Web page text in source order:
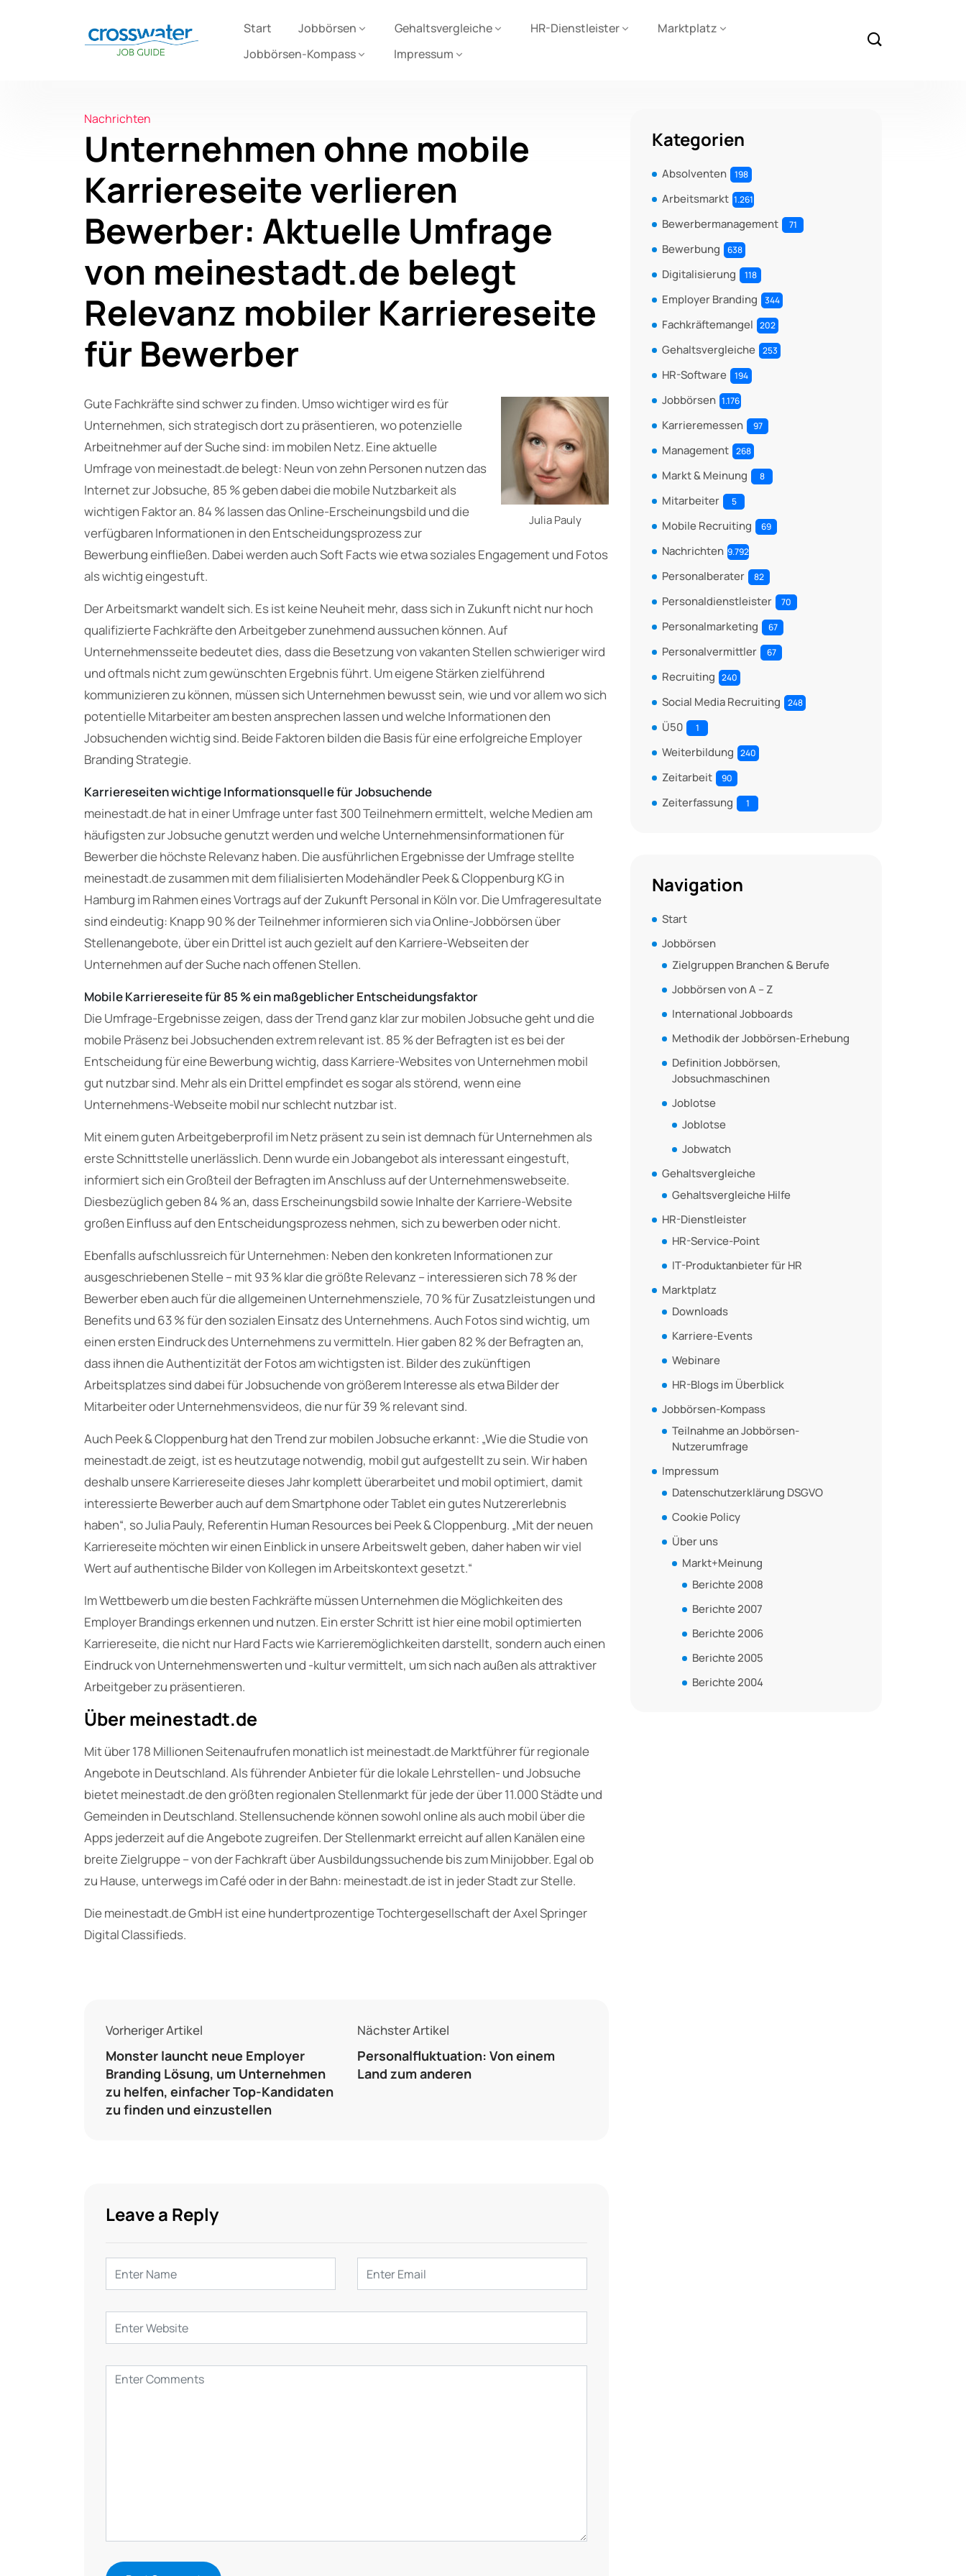
Start Jobbörsen Gehaltsvergleiche HR-Dienstleister
Marktplatz
Jobbörsen-Kompass
Impressum
Nachrichten
Unternehmen ohne mobile
Karriereseite verlieren
Bewerber: Aktuelle Umfrage
von meinestadt.de belegt
Relevanz mobiler Karriereseite
für Bewerber
Julia Pauly
Gute Fachkräfte sind schwer zu finden. Umso wichtiger wird es für
Unternehmen, sich strategisch dort zu präsentieren, wo potenzielle
Arbeitnehmer auf der Suche sind: im mobilen Netz. Eine aktuelle
Umfrage von meinestadt.de belegt: Neun von zehn Personen nutzen das
Internet zur Jobsuche, 85 % geben dabei die mobile Nutzbarkeit als
wichtigen Faktor an. 84 % lassen das Online-Erscheinungsbild und die
verfügbaren Informationen in den Entscheidungsprozess zur
Bewerbung einfließen. Dabei werden auch Soft Facts wie etwa soziales Engagement und Fotos
als wichtig eingestuft.
Der Arbeitsmarkt wandelt sich. Es ist keine Neuheit mehr, dass sich in Zukunft nicht nur hoch
qualifizierte Fachkräfte den Arbeitgeber zunehmend aussuchen können. Auf
Unternehmensseite bedeutet dies, dass die Besetzung von vakanten Stellen schwieriger wird
und oftmals nicht zum gewünschten Ergebnis führt. Um eigene Stärken zielführend
kommunizieren zu können, müssen sich Unternehmen bewusst sein, wie und vor allem wo sich
potentielle Mitarbeiter am besten ansprechen lassen und welche Informationen den
Jobsuchenden wichtig sind. Beide Faktoren bilden die Basis für eine erfolgreiche Employer
Branding Strategie.
Karriereseiten wichtige Informationsquelle für Jobsuchende
meinestadt.de hat in einer Umfrage unter fast 300 Teilnehmern ermittelt, welche Medien am
häufigsten zur Jobsuche genutzt werden und welche Unternehmensinformationen für
Bewerber die höchste Relevanz haben. Die ausführlichen Ergebnisse der Umfrage stellte
meinestadt.de zusammen mit dem filialisierten Modehändler Peek & Cloppenburg KG in
Hamburg im Rahmen eines Vortrags auf der Zukunft Personal in Köln vor. Die Umfrageresultate
sind eindeutig: Knapp 90 % der Teilnehmer informieren sich via Online-Jobbörsen über
Stellenangebote, über ein Drittel ist auch gezielt auf den Karriere-Webseiten der
Unternehmen auf der Suche nach offenen Stellen.
Mobile Karriereseite für 85 % ein maßgeblicher Entscheidungsfaktor
Die Umfrage-Ergebnisse zeigen, dass der Trend ganz klar zur mobilen Jobsuche geht und die
mobile Präsenz bei Jobsuchenden extrem relevant ist. 85 % der Befragten ist es bei der
Entscheidung für eine Bewerbung wichtig, dass Karriere-Websites von Unternehmen mobil
gut nutzbar sind. Mehr als ein Drittel empfindet es sogar als störend, wenn eine
Unternehmens-Webseite mobil nur schlecht nutzbar ist.
Mit einem guten Arbeitgeberprofil im Netz präsent zu sein ist demnach für Unternehmen als
erste Schnittstelle unerlässlich. Denn wurde ein Jobangebot als interessant eingestuft,
informiert sich ein Großteil der Befragten im Anschluss auf der Unternehmenswebseite.
Diesbezüglich geben 84 % an, dass Erscheinungsbild sowie Inhalte der Karriere-Website
großen Einfluss auf den Entscheidungsprozess nehmen, sich zu bewerben oder nicht.
Ebenfalls aufschlussreich für Unternehmen: Neben den konkreten Informationen zur
ausgeschriebenen Stelle – mit 93 % klar die größte Relevanz – interessieren sich 78 % der
Bewerber eben auch für die allgemeinen Unternehmensziele, 70 % für Zusatzleistungen und
Benefits und 63 % für den sozialen Einsatz des Unternehmens. Auch Fotos sind wichtig, um
einen ersten Eindruck des Unternehmens zu vermitteln. Hier gaben 82 % der Befragten an,
dass ihnen die Authentizität der Fotos am wichtigsten ist. Bilder des zukünftigen
Arbeitsplatzes sind dabei für Jobsuchende von größerem Interesse als etwa Bilder der
Mitarbeiter oder Unternehmensvideos, die nur für 39 % relevant sind.
Auch Peek & Cloppenburg hat den Trend zur mobilen Jobsuche erkannt: „Wie die Studie von
meinestadt.de zeigt, ist es heutzutage notwendig, mobil gut aufgestellt zu sein. Wir haben
deshalb unsere Karriereseite dieses Jahr komplett überarbeitet und mobil optimiert, damit
interessierte Bewerber auch auf dem Smartphone oder Tablet ein gutes Nutzererlebnis
haben“, so Julia Pauly, Referentin Human Resources bei Peek & Cloppenburg. „Mit der neuen
Karriereseite möchten wir einen Einblick in unsere Arbeitswelt geben, daher haben wir viel
Wert auf authentische Bilder von Kollegen im Arbeitskontext gesetzt.“
Im Wettbewerb um die besten Fachkräfte müssen Unternehmen die Möglichkeiten des
Employer Brandings erkennen und nutzen. Ein erster Schritt ist hier eine mobil optimierten
Karriereseite, die nicht nur Hard Facts wie Karrieremöglichkeiten darstellt, sondern auch einen
Eindruck von Unternehmenswerten und -kultur vermittelt, um sich nach außen als attraktiver
Arbeitgeber zu präsentieren.
Über meinestadt.de
Mit über 178 Millionen Seitenaufrufen monatlich ist meinestadt.de Marktführer für regionale
Angebote in Deutschland. Als führender Anbieter für die lokale Lehrstellen- und Jobsuche
bietet meinestadt.de den größten regionalen Stellenmarkt für jede der über 11.000 Städte und
Gemeinden in Deutschland. Stellensuchende können sowohl online als auch mobil über die
Apps jederzeit auf die Angebote zugreifen. Der Stellenmarkt erreicht auf allen Kanälen eine
breite Zielgruppe – von der Fachkraft über Ausbildungssuchende bis zum Minijobber. Egal ob
zu Hause, unterwegs im Café oder in der Bahn: meinestadt.de ist in jeder Stadt zur Stelle.
Die meinestadt.de GmbH ist eine hundertprozentige Tochtergesellschaft der Axel Springer
Digital Classifieds.
Vorheriger Artikel
Monster launcht neue Employer
Branding Lösung, um Unternehmen
zu helfen, einfacher Top-Kandidaten
zu finden und einzustellen
Nächster Artikel
Personalfluktuation: Von einem
Land zum anderen
Leave a Reply
Kategorien
Absolventen 198
Arbeitsmarkt 1.261
Bewerbermanagement 71
Bewerbung 638
Digitalisierung 118
Employer Branding 344
Fachkräftemangel 202
Gehaltsvergleiche 253
HR-Software 194
Jobbörsen 1.176
Karrieremessen 97
Management 268
Markt & Meinung 8
Mitarbeiter 5
Mobile Recruiting 69
Nachrichten 9.792
Personalberater 82
Personaldienstleister 70
Personalmarketing 67
Personalvermittler 67
Recruiting 240
Social Media Recruiting 248
Ü50 1
Weiterbildung 240
Zeitarbeit 90
Zeiterfassung 1
Navigation
Start
Jobbörsen
Zielgruppen Branchen & Berufe
Jobbörsen von A – Z
International Jobboards
Methodik der Jobbörsen-Erhebung
Definition Jobbörsen,
Jobsuchmaschinen
Joblotse
Joblotse
Jobwatch
Gehaltsvergleiche
Gehaltsvergleiche Hilfe
HR-Dienstleister
HR-Service-Point
IT-Produktanbieter für HR
Marktplatz
Downloads
Karriere-Events
Webinare
HR-Blogs im Überblick
Jobbörsen-Kompass
Teilnahme an Jobbörsen-
Nutzerumfrage
Impressum
Datenschutzerklärung DSGVO
Cookie Policy
Über uns
Markt+Meinung
Berichte 2008
Berichte 2007
Berichte 2006
Berichte 2005
Berichte 2004